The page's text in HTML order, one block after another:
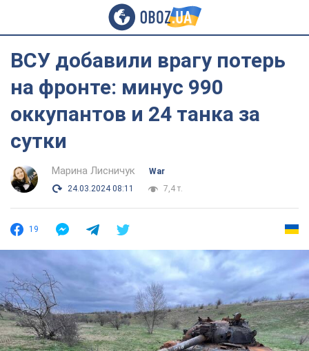
ВСУ добавили врагу потерь
на фронте: минус 990
оккупантов и 24 танка за
сутки
Марина Лисничук
War
24.03.2024 08:11
7,4 т.
19